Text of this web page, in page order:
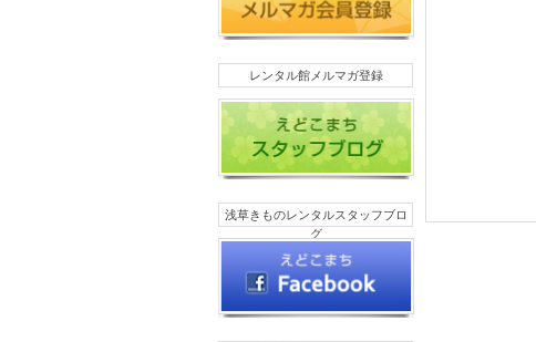
レンタル館メルマガ登録
浅草きものレンタルスタッフブロ
グ